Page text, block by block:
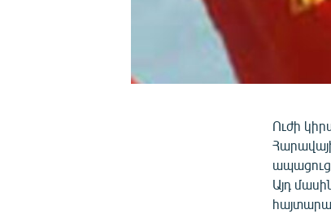
Ուժի
Այդ